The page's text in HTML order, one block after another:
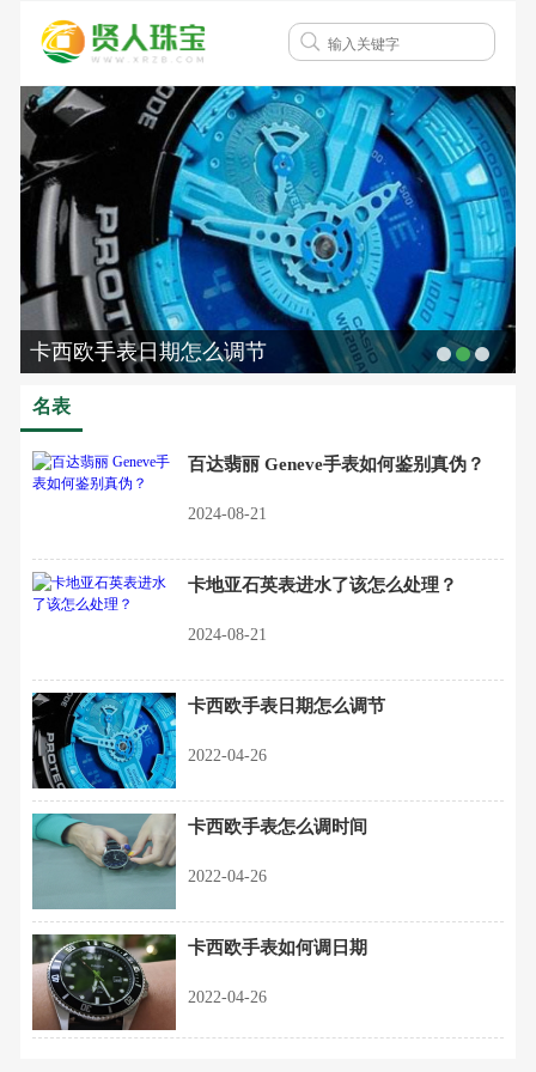
卡西欧手表日期怎么调节
名表
百达翡丽 Geneve手表如何鉴别真伪？
2024-08-21
卡地亚石英表进水了该怎么处理？
2024-08-21
卡西欧手表日期怎么调节
2022-04-26
卡西欧手表怎么调时间
2022-04-26
卡西欧手表如何调日期
2022-04-26